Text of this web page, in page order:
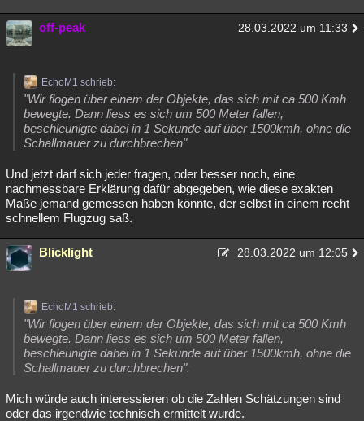
off-peak 28.03.2022 um 11:33
EchoM1 schrieb:
"Wir flogen über einem der Objekte, das sich mit ca 500 Kmh
bewegte. Dann liess es sich um 500 Meter fallen,
beschleunigte dabei in 1 Sekunde auf über 1500kmh, ohne die
Schallmauer zu durchbrechen"
Und jetzt darf sich jeder fragen, oder besser noch, eine
nachmessbare Erklärung dafür abgegeben, wie diese exakten
Maße jemand gemessen haben könnte, der selbst in einem recht
schnellem Flugzug saß.
Blicklight 28.03.2022 um 12:05
EchoM1 schrieb:
"Wir flogen über einem der Objekte, das sich mit ca 500 Kmh
bewegte. Dann liess es sich um 500 Meter fallen,
beschleunigte dabei in 1 Sekunde auf über 1500kmh, ohne die
Schallmauer zu durchbrechen".
Mich würde auch interessieren ob die Zahlen Schätzungen sind
oder das irgendwie technisch ermittelt wurde.